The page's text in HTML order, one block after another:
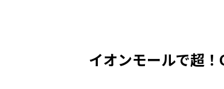
イオンモールで超！